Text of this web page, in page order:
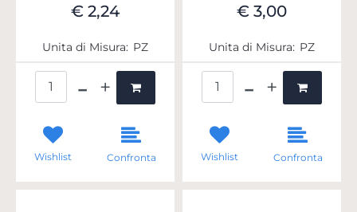
€ 2,24
Unita di Misura: PZ
Wishlist Confronta
€ 3,00
Unita di Misura: PZ
Wishlist Confronta